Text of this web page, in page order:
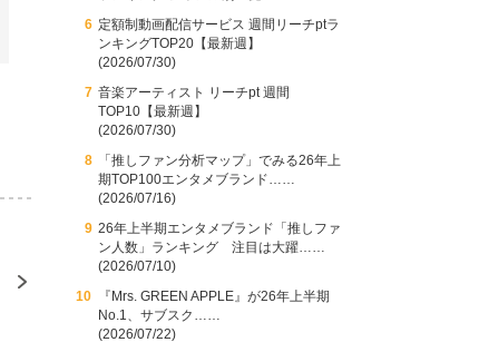
定額制動画配信サービス 週間リーチptラ
ンキングTOP20【最新週】
(2026/07/30)
音楽アーティスト リーチpt 週間
TOP10【最新週】
(2026/07/30)
「推しファン分析マップ」でみる26年上
期TOP100エンタメブランド……
(2026/07/16)
26年上半期エンタメブランド「推しファ
ン人数」ランキング 注目は大躍……
(2026/07/10)
『Mrs. GREEN APPLE』が26年上半期
No.1、サブスク……
(2026/07/22)